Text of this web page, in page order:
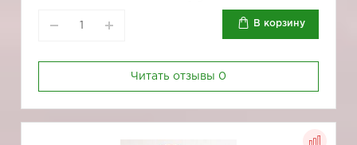
В корзину
Читать отзывы 0